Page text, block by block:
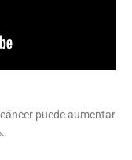
puede aumentar